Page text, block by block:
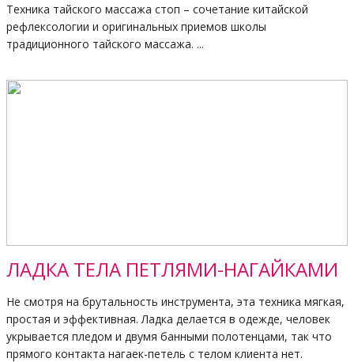
Техника тайского массажа стоп – сочетание китайской
рефлексологии и оригинальных приемов школы
традиционного тайского массажа. ...
ЛАДКА ТЕЛА ПЕТЛЯМИ-НАГАЙКАМИ
Не смотря на брутальность инструмента, эта техника мягкая,
простая и эффективная. Ладка делается в одежде, человек
укрывается пледом и двумя банными полотенцами, так что
прямого контакта нагаек-петель с телом клиента нет.